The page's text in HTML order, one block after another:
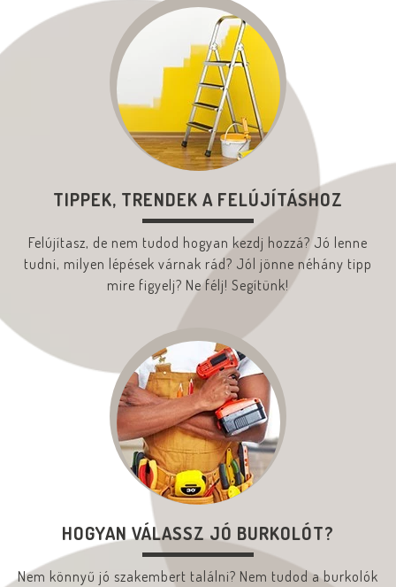
TIPPEK, TRENDEK A FELÚJÍTÁSHOZ
Felújítasz, de nem tudod hogyan kezdj hozzá? Jó lenne
tudni, milyen lépések várnak rád? Jól jönne néhány tipp
mire figyelj? Ne félj! Segítünk!
HOGYAN VÁLASSZ JÓ BURKOLÓT?
Nem könnyű jó szakembert találni? Nem tudod a burkolók